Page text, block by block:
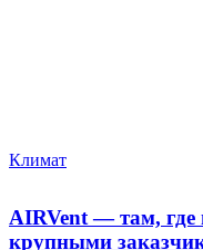
Климат
AIRVent — там, где
крупными